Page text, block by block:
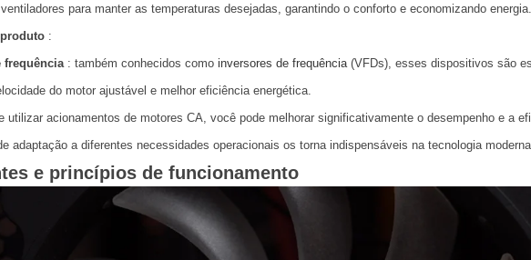
para manter as temperaturas desejadas, garantindo o conforto e economizando energia.
:
frequência: também conhecidos como inversores de frequência (VFDs), esses dispositivos são
do motor ajustável e melhor eficiência energética.
utilizar acionamentos de motores CA, você pode melhorar significativamente o desempenho e a
adaptação a diferentes necessidades operacionais os torna indispensáveis na tecnologia moderna.
e princípios de funcionamento